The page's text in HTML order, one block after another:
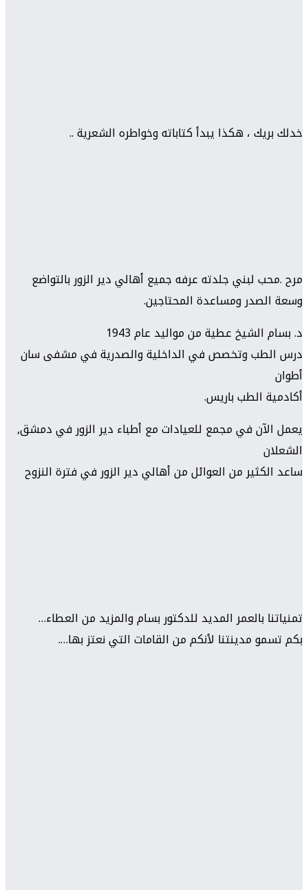
خدلك بريك ، هكذا يبدأ كتاباته وخواطره الشعرية ..
مرح .محب لبني جلدته عرفه جميع أهالي دير الزور بالتواضع
وسعة الصدر ومساعدة المحتاجين.
د. بسام الشيخ عطية من مواليد عام 1943
درس الطب وتخصص في الداخلية والصدرية في مشفى سان
أطوان
أكادمية الطب باريس.
يعمل الآن في مجمع للعيادات مع أطباء دير الزور في دمشق,
الشعلان
ساعد الكثير من العوائل من أهالي دير الزور في فترة النزوح
تمنياتنا بالعمر المديد للدكتور بسام والمزيد من العطاء…
بكم تسمو مدينتنا لأنكم من القامات التي نعتز بها….